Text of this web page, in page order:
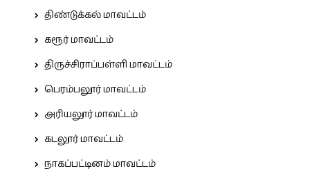
திண்டுக்கல் மாவட்டம்
கரூர் மாவட்டம்
திருச்சிராப்பள்ளி மாவட்டம்
பெரம்பலூர் மாவட்டம்
அரியலூர் மாவட்டம்
கடலூர் மாவட்டம்
நாகப்பட்டினம் மாவட்டம்